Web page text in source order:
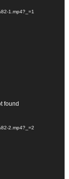
1.mp4?_=1
found
2.mp4?_=2